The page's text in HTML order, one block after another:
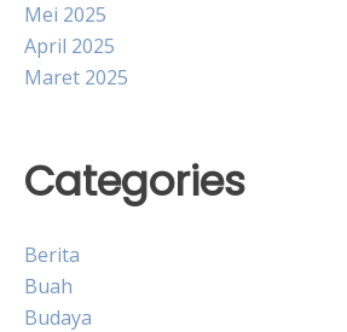
Mei 2025
April 2025
Maret 2025
Categories
Berita
Buah
Budaya